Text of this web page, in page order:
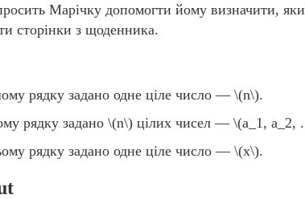
Марічку допомогти йому визначити,
сторінки з щоденника.
рядку задано одне ціле число — \(n\).
рядку задано \(n\) цілих чисел — \(a_1, a_2,
рядку задано одне ціле число — \(x\).